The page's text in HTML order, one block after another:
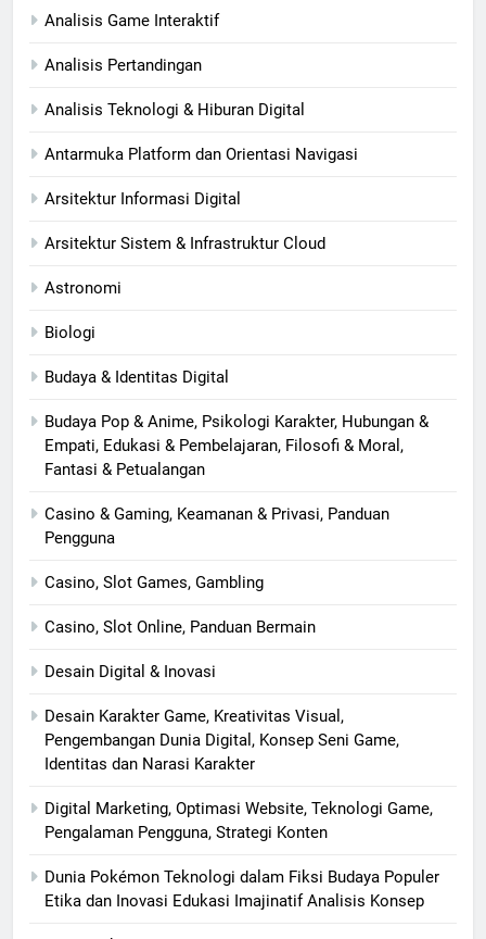
Analisis Game Interaktif
Analisis Pertandingan
Analisis Teknologi & Hiburan Digital
Antarmuka Platform dan Orientasi Navigasi
Arsitektur Informasi Digital
Arsitektur Sistem & Infrastruktur Cloud
Astronomi
Biologi
Budaya & Identitas Digital
Budaya Pop & Anime, Psikologi Karakter, Hubungan &
Empati, Edukasi & Pembelajaran, Filosofi & Moral,
Fantasi & Petualangan
Casino & Gaming, Keamanan & Privasi, Panduan
Pengguna
Casino, Slot Games, Gambling
Casino, Slot Online, Panduan Bermain
Desain Digital & Inovasi
Desain Karakter Game, Kreativitas Visual,
Pengembangan Dunia Digital, Konsep Seni Game,
Identitas dan Narasi Karakter
Digital Marketing, Optimasi Website, Teknologi Game,
Pengalaman Pengguna, Strategi Konten
Dunia Pokémon Teknologi dalam Fiksi Budaya Populer
Etika dan Inovasi Edukasi Imajinatif Analisis Konsep